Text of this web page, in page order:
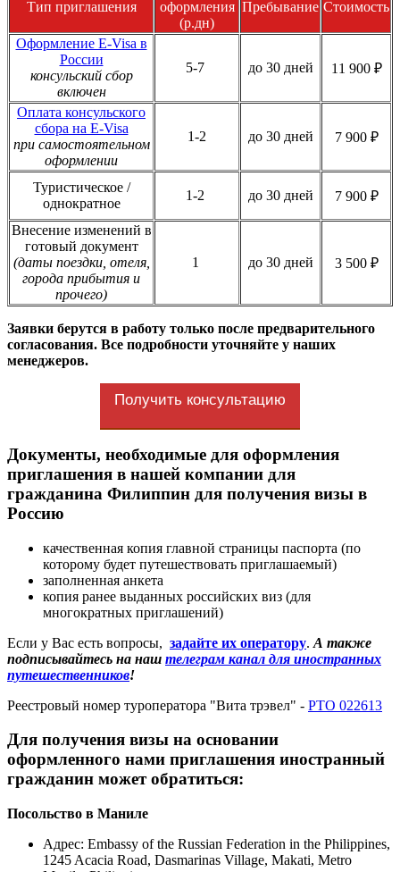
Тип приглашения
оформления
(р.дн)
Пребывание Стоимость
Оформление E-Visa в
России
консульский сбор
включен
5-7 до 30 дней 11 900 ₽
Оплата консульского
сбора на E-Visa
при самостоятельном
оформлении
1-2 до 30 дней 7 900 ₽
Туристическое /
однократное
1-2 до 30 дней 7 900 ₽
Внесение изменений в
готовый документ
(даты поездки, отеля,
города прибытия и
прочего)
1 до 30 дней 3 500 ₽
Заявки берутся в работу только после предварительного
согласования. Все подробности уточняйте у наших
менеджеров.
Получить консультацию
Документы, необходимые для оформления
приглашения в нашей компании для
гражданина Филиппин для получения визы в
Россию
качественная копия главной страницы паспорта (по
которому будет путешествовать приглашаемый)
заполненная анкета
копия ранее выданных российских виз (для
многократных приглашений)
Если у Вас есть вопросы, задайте их оператору. А также
подписывайтесь на наш телеграм канал для иностранных
путешественников!
Реестровый номер туроператора "Вита трэвел" - РТО 022613
Для получения визы на основании
оформленного нами приглашения иностранный
гражданин может обратиться:
Посольство в Маниле
Адрес: Embassy of the Russian Federation in the Philippines,
1245 Acacia Road, Dasmarinas Village, Makati, Metro